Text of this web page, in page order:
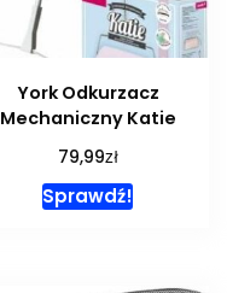
York Odkurzacz
Mechaniczny Katie
79,99zł
Sprawdź!